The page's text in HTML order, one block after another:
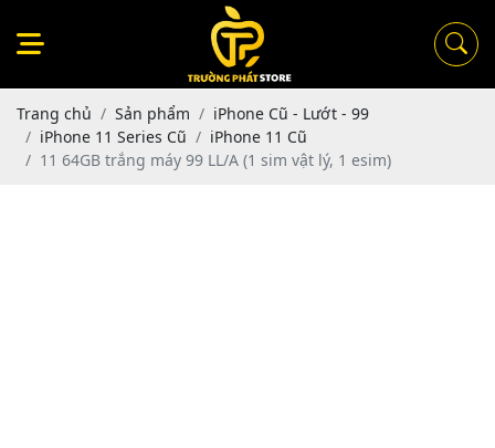
Trang chủ Sản phẩm
iPhone Cũ - Lướt - 99
iPhone 11 Series Cũ
iPhone 11 Cũ
11 64GB trắng máy 99 LL/A (1 sim vật lý, 1 esim)